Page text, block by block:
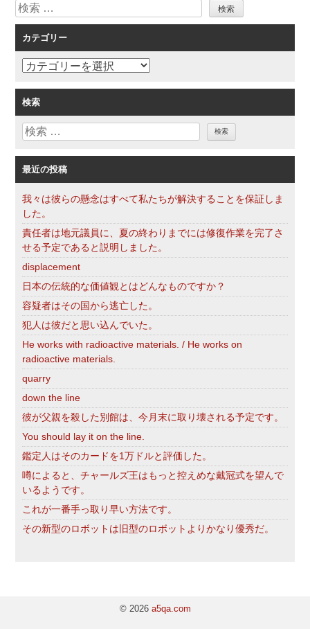
シ
ョ
ン
検
索
カテゴリー
カ
ゴ
リ
ー
検索
検
最近の投稿
我々は彼らの懸念はすべて私たちが解決することを保証しま
した。
責任者は地元議員に、夏の終わりまでには修復作業を完了さ
せる予定であると説明しました。
displacement
日本の伝統的な価値観とはどんなものですか？
容疑者はその国から逃亡した。
犯人は彼だと思い込んでいた。
He works with radioactive materials. / He works on
radioactive materials.
quarry
down the line
彼が父親を殺した別館は、今月末に取り壊される予定です。
You should lay it on the line.
鑑定人はそのカードを1万ドルと評価した。
噂によると、チャールズ王はもっと控えめな戴冠式を望んで
いるようです。
これが一番手っ取り早い方法です。
その新型のロボットは旧型のロボットよりかなり優秀だ。
© 2026 a5qa.com